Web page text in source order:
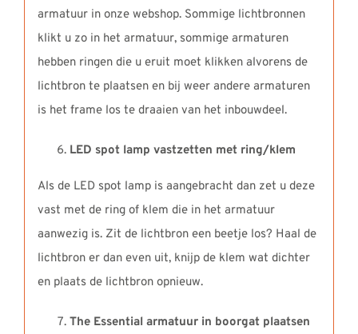
armatuur in onze webshop. Sommige lichtbronnen
klikt u zo in het armatuur, sommige armaturen
hebben ringen die u eruit moet klikken alvorens de
lichtbron te plaatsen en bij weer andere armaturen
is het frame los te draaien van het inbouwdeel.
LED spot lamp vastzetten met ring/klem
Als de LED spot lamp is aangebracht dan zet u deze
vast met de ring of klem die in het armatuur
aanwezig is. Zit de lichtbron een beetje los? Haal de
lichtbron er dan even uit, knijp de klem wat dichter
en plaats de lichtbron opnieuw.
The Essential armatuur in boorgat plaatsen